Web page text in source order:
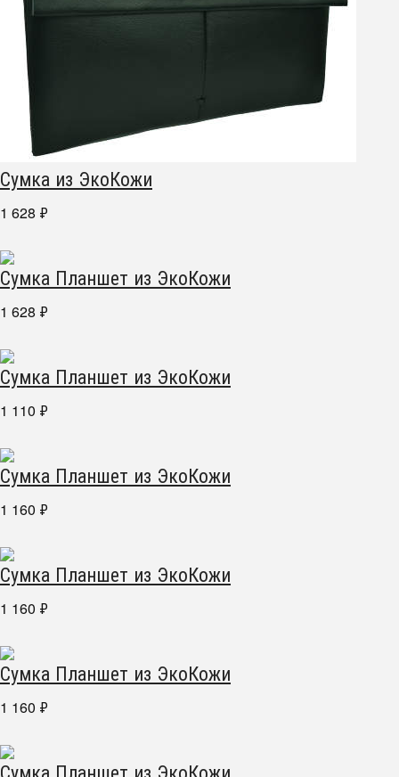
Сумка из ЭкоКожи
1 628 ₽
Сумка Планшет из ЭкоКожи
1 628 ₽
Сумка Планшет из ЭкоКожи
1 110 ₽
Сумка Планшет из ЭкоКожи
1 160 ₽
Сумка Планшет из ЭкоКожи
1 160 ₽
Сумка Планшет из ЭкоКожи
1 160 ₽
Сумка Планшет из ЭкоКожи